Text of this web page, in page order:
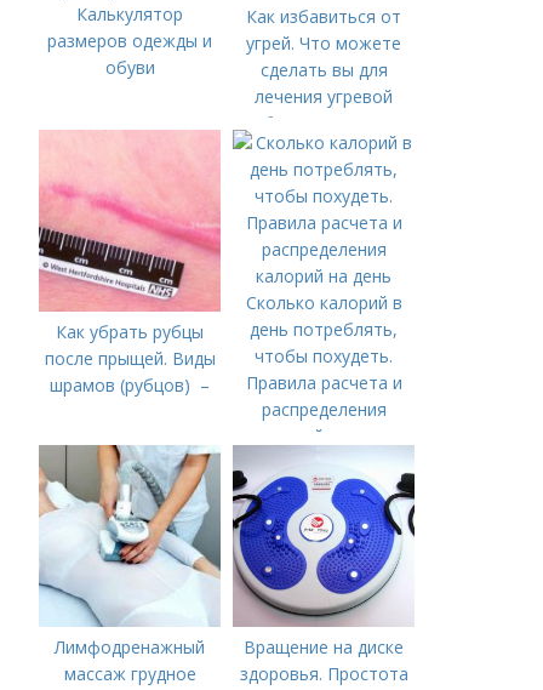
Калькулятор
размеров одежды и
обуви
Как избавиться от
угрей. Что можете
сделать вы для
лечения угревой
болезни (акне)
Как убрать рубцы
после прыщей. Виды
шрамов (рубцов) –
Сколько калорий в
день потреблять,
чтобы похудеть.
Правила расчета и
распределения
калорий на день
Лимфодренажный
массаж грудное
Вращение на диске
здоровья. Простота